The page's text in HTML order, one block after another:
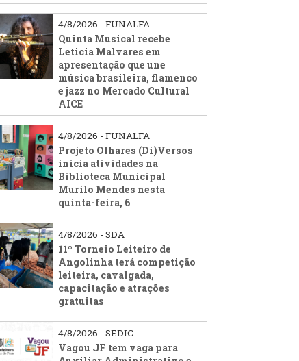
4/8/2026 - FUNALFA
Quinta Musical recebe
Leticia Malvares em
apresentação que une
música brasileira, flamenco
e jazz no Mercado Cultural
AICE
4/8/2026 - FUNALFA
Projeto Olhares (Di)Versos
inicia atividades na
Biblioteca Municipal
Murilo Mendes nesta
quinta-feira, 6
4/8/2026 - SDA
11º Torneio Leiteiro de
Angolinha terá competição
leiteira, cavalgada,
capacitação e atrações
gratuitas
4/8/2026 - SEDIC
Vagou JF tem vaga para